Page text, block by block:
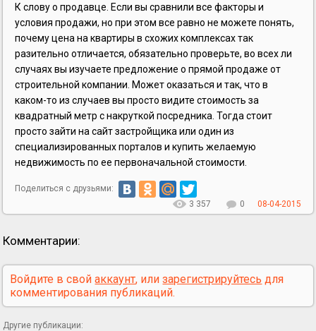
К слову о продавце. Если вы сравнили все факторы и
условия продажи, но при этом все равно не можете понять,
почему цена на квартиры в схожих комплексах так
разительно отличается, обязательно проверьте, во всех ли
случаях вы изучаете предложение о прямой продаже от
строительной компании. Может оказаться и так, что в
каком-то из случаев вы просто видите стоимость за
квадратный метр с накруткой посредника. Тогда стоит
просто зайти на сайт застройщика или один из
специализированных порталов и купить желаемую
недвижимость по ее первоначальной стоимости.
Поделиться с друзьями:
3 357
0 08-04-2015
Комментарии:
Войдите в свойаккаунт, илизарегистрируйтесь для
комментирования публикаций.
Другие публикации: